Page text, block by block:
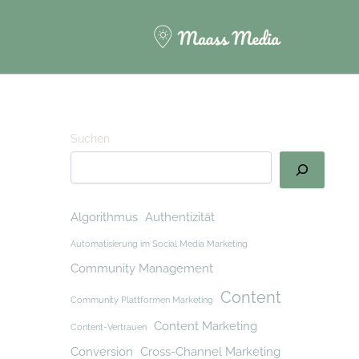
Suchen
Algorithmus Authentizität
Automatisierung im Social Media Marketing
Community Management
Community Plattformen Marketing Content
Content-Vertrauen
Content Marketing
Conversion Cross-Channel Marketing